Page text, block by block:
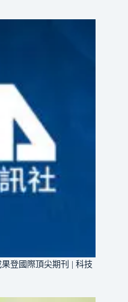
登國際頂尖期刊 | 科技